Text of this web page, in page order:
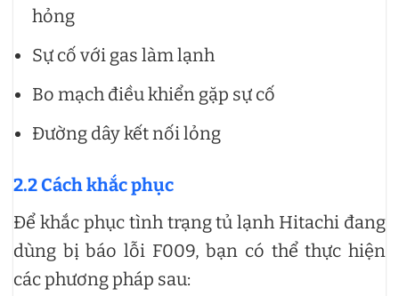
hỏng
Sự cố với gas làm lạnh
Bo mạch điều khiển gặp sự cố
Đường dây kết nối lỏng
2.2 Cách khắc phục
Để khắc phục tình trạng tủ lạnh Hitachi đang
dùng bị báo lỗi F009, bạn có thể thực hiện
các phương pháp sau: